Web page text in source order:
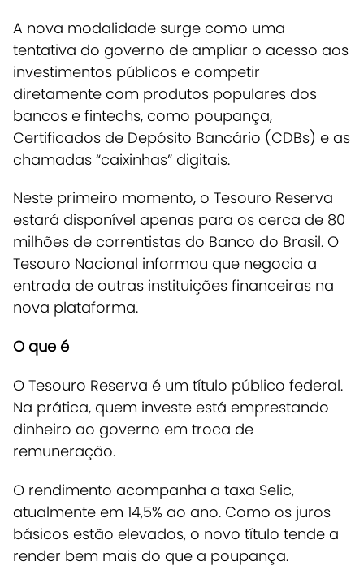
A nova modalidade surge como uma
tentativa do governo de ampliar o acesso aos
investimentos públicos e competir
diretamente com produtos populares dos
bancos e fintechs, como poupança,
Certificados de Depósito Bancário (CDBs) e as
chamadas “caixinhas” digitais.
Neste primeiro momento, o Tesouro Reserva
estará disponível apenas para os cerca de 80
milhões de correntistas do Banco do Brasil. O
Tesouro Nacional informou que negocia a
entrada de outras instituições financeiras na
nova plataforma.
O que é
O Tesouro Reserva é um título público federal.
Na prática, quem investe está emprestando
dinheiro ao governo em troca de
remuneração.
O rendimento acompanha a taxa Selic,
atualmente em 14,5% ao ano. Como os juros
básicos estão elevados, o novo título tende a
render bem mais do que a poupança.